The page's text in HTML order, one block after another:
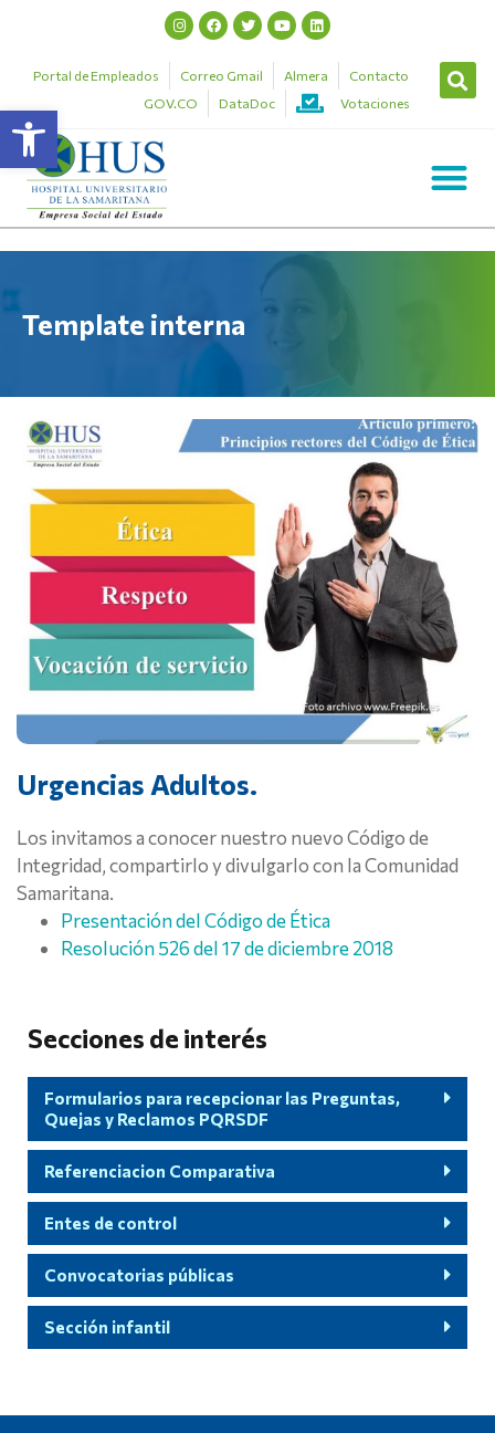
Abrir barra de herramientas
Portal de Empleados Correo Gmail Almera
Contacto
GOV.CO
DataDoc Votaciones
Template interna
Urgencias Adultos.
Los invitamos a conocer nuestro nuevo Código de
Integridad, compartirlo y divulgarlo con la Comunidad
Samaritana.
Presentación del Código de Ética
Resolución 526 del 17 de diciembre 2018
Secciones de interés
Formularios para recepcionar las Preguntas,
Quejas y Reclamos PQRSDF
Referenciacion Comparativa
Entes de control
Convocatorias públicas
Sección infantil